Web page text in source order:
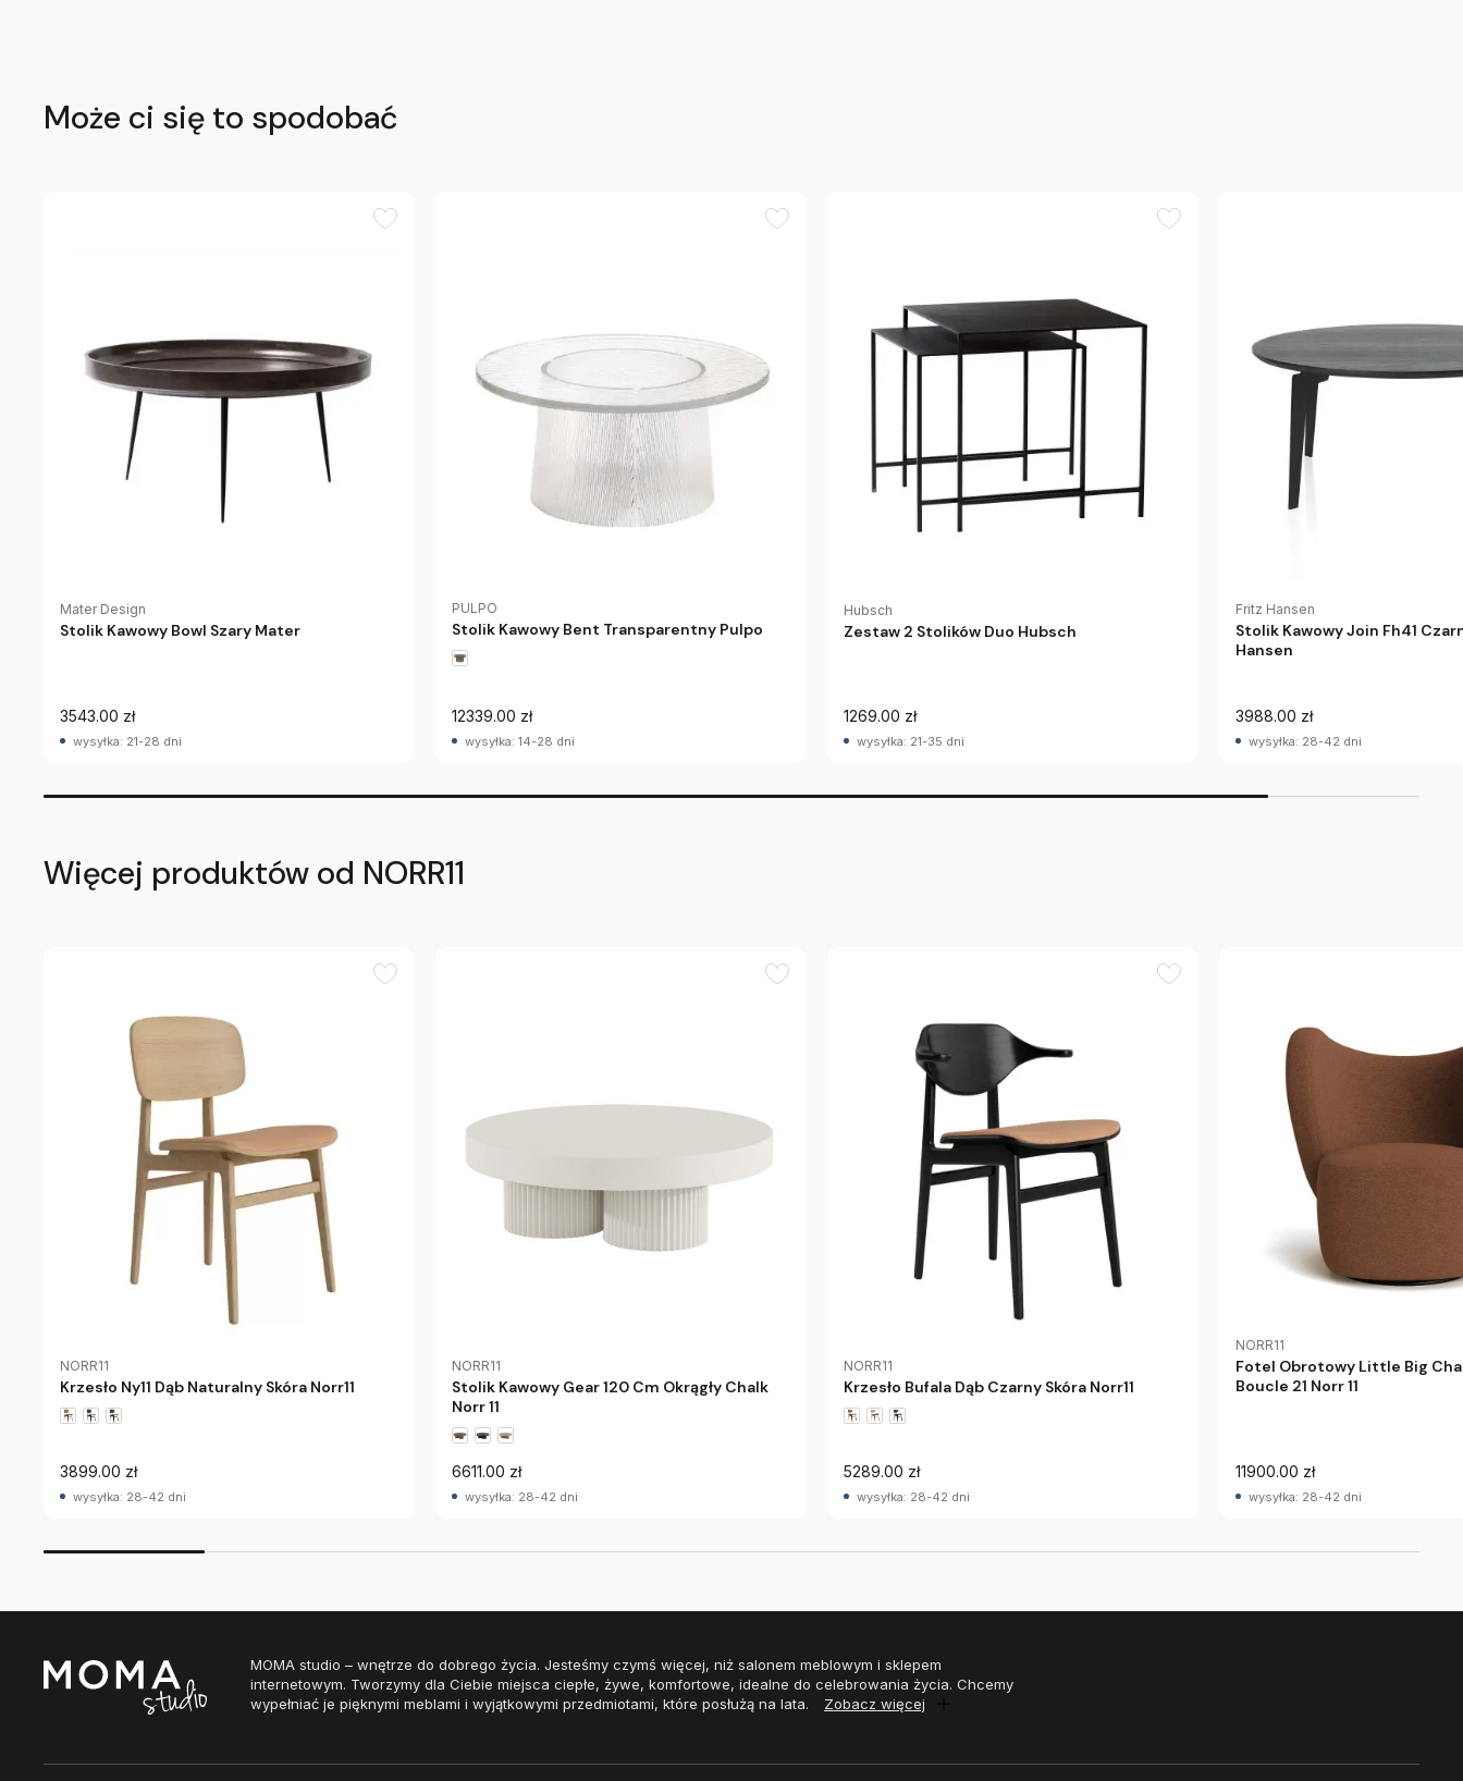
Może ci się to spodobać
Mater Design
Stolik Kawowy Bowl Szary Mater
3543.00 zł
wysyłka: 21-28 dni
PULPO
Stolik Kawowy Bent Transparentny Pulpo
12339.00 zł
wysyłka: 14-28 dni
Hubsch
Zestaw 2 Stolików Duo Hubsch
1269.00 zł
wysyłka: 21-35 dni
Fritz Hansen
Stolik Kawowy Join Fh41
Hansen
3988.00 zł
wysyłka: 28-42 dni
Więcej produktów od NORR11
NORR11
Krzesło Ny11 Dąb Naturalny Skóra Norr11
3899.00 zł
wysyłka: 28-42 dni
NORR11
Stolik Kawowy Gear 120 Cm Okrągły Chalk
Norr 11
6611.00 zł
wysyłka: 28-42 dni
NORR11
Krzesło Bufala Dąb Czarny Skóra Norr11
5289.00 zł
wysyłka: 28-42 dni
NORR11
Fotel Obrotowy Little Big
Boucle 21 Norr 11
11900.00 zł
wysyłka: 28-42 dni
MOMA studio – wnętrze do dobrego życia. Jesteśmy czymś więcej, niż salonem meblowym i sklepem
internetowym. Tworzymy dla Ciebie miejsca ciepłe, żywe, komfortowe, idealne do celebrowania życia. Chcemy
wypełniać je pięknymi meblami i wyjątkowymi przedmiotami, które posłużą na lata.
Zobacz więcej